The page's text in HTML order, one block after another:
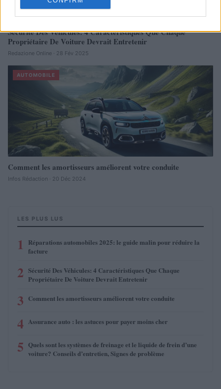
Sécurité Des Véhicules: 4 Caractéristiques Que Chaque
Propriétaire De Voiture Devrait Entretenir
Redazione Online · 28 Fév 2025
AUTOMOBILE
Comment les amortisseurs améliorent votre conduite
Infos Rédaction · 20 Déc 2024
LES PLUS LUS
1
Réparations automobiles 2025: le guide malin pour réduire la
facture
2 Sécurité Des Véhicules: 4 Caractéristiques Que Chaque
Propriétaire De Voiture Devrait Entretenir
3 Comment les amortisseurs améliorent votre conduite
4 Assurance auto : les astuces pour payer moins cher
5 Quels sont les systèmes de freinage et le liquide de frein d’une
voiture? Conseils d’entretien, Signes de problème